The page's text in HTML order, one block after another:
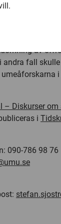
påståenden
av
fall
– Diskurser
i
090-786 98 76